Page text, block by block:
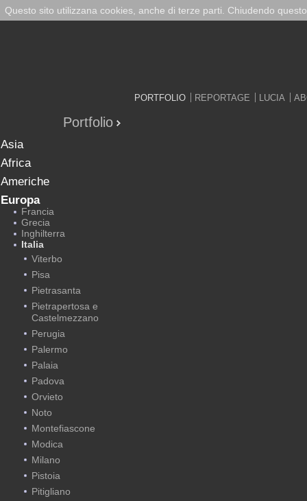
Questo sito utilizzana cookies, anche di terze parti. Chiudendo
PORTFOLIO REPORTAGE LUCIA
Portfolio
Asia
Africa
Americhe
Europa
Francia
Grecia
Inghilterra
Italia
Viterbo
Pisa
Pietrasanta
Pietrapertosa e
Castelmezzano
Perugia
Palermo
Palaia
Padova
Orvieto
Noto
Montefiascone
Modica
Milano
Pistoia
Pitigliano